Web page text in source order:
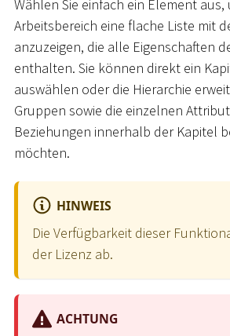
Wählen Sie einfach ein Element aus,
Arbeitsbereich eine flache Liste mit
anzuzeigen, die alle Eigenschaften
enthalten. Sie können direkt ein
auswählen oder die Hierarchie
Gruppen sowie die einzelnen
Beziehungen innerhalb der Kapitel
möchten.
HINWEIS
Die Verfügbarkeit dieser
der Lizenz ab.
ACHTUNG